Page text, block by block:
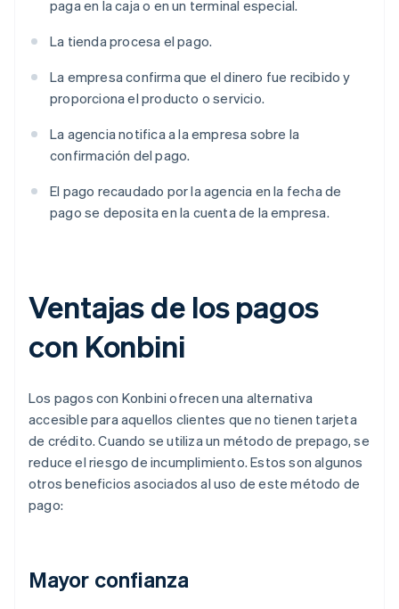
paga en la caja o en un terminal especial.
La tienda procesa el pago.
La empresa confirma que el dinero fue recibido y
proporciona el producto o servicio.
La agencia notifica a la empresa sobre la
confirmación del pago.
El pago recaudado por la agencia en la fecha de
pago se deposita en la cuenta de la empresa.
Ventajas de los pagos
con Konbini
Los pagos con Konbini ofrecen una alternativa
accesible para aquellos clientes que no tienen tarjeta
de crédito. Cuando se utiliza un método de prepago, se
reduce el riesgo de incumplimiento. Estos son algunos
otros beneficios asociados al uso de este método de
pago:
Mayor confianza